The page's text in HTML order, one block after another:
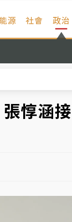
能源 社會 政治
惇涵接